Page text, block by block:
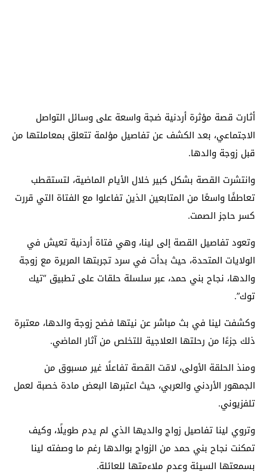
أثارت قصة مؤثرة أردنية ضجة واسعة على وسائل التواصل
الاجتماعي، بعد الكشف عن تفاصيل مؤلمة تتعلق بمعاملتها من
قبل زوجة والدها.
وانتشرت القصة بشكل كبير خلال الأيام الماضية، لتستقطب
تعاطفًا واسعًا من المتابعين الذين تفاعلوا مع الفتاة التي قررت
كسر حاجز الصمت.
وتعود تفاصيل القصة إلى لينا، وهي فتاة أردنية تعيش في
الولايات المتحدة، حيث بدأت في سرد تجربتها المريرة مع زوجة
والدها، نجاح بني حمد، عبر سلسلة حلقات على تطبيق “تيك
توك”.
وكشفت لينا في بث مباشر عن نيتها فضح زوجة والدها، معتبرة
ذلك جزءًا من رحلتها العلاجية للتخلص من آثار الماضي.
ومنذ الحلقة الأولى، لاقت القصة تفاعلًا غير مسبوق من
الجمهور الأردني والعربي، حيث اعتبرها البعض مادة خصبة لعمل
تلفزيوني.
وتروي لينا تفاصيل زواج والديها الذي لم يدم طويلًا، وكيف
تمكنت نجاح بني حمد من الزواج بوالدها رغم ما وصفته لينا
بسمعتها السيئة وعدم ملاءمتها للعائلة.